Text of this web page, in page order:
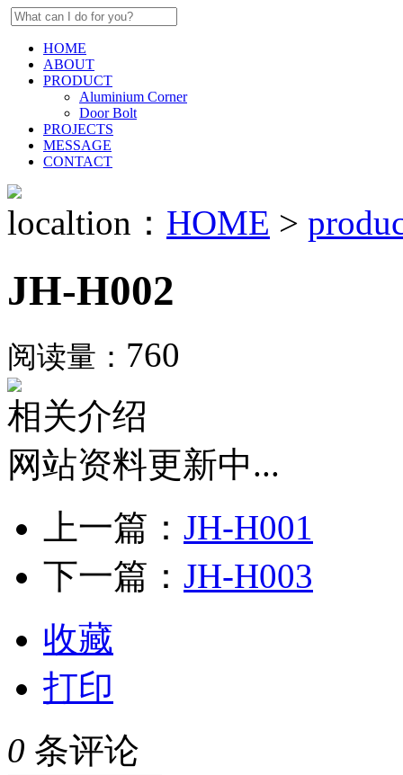
HOME
ABOUT
PRODUCT
Aluminium Corner
Door Bolt
PROJECTS
MESSAGE
CONTACT
localtion： HOME >
JH-H002
阅读量： 760
相关介绍
网站资料更新中...
上一篇： JH-H001
下一篇： JH-H003
收藏
打印
0 条评论